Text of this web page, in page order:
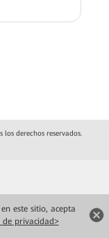
este sitio, acepta
de privacidad>
derechos reservados.